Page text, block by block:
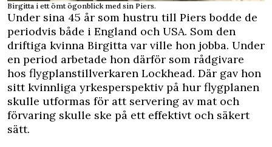
Birgitta i ett ömt ögonblick med sin Piers.
Under sina 45 år som hustru till Piers bodde de
periodvis både i England och USA. Som den
driftiga kvinna Birgitta var ville hon jobba. Under
en period arbetade hon därför som rådgivare
hos flygplanstillverkaren Lockhead. Där gav hon
sitt kvinnliga yrkesperspektiv på hur flygplanen
skulle utformas för att servering av mat och
förvaring skulle ske på ett effektivt och säkert
sätt.